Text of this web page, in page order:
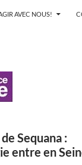
AVEC NOUS!
Sequana :
entre en